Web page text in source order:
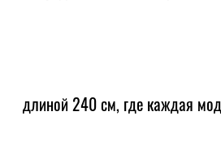
длиной 240 см, где каждая